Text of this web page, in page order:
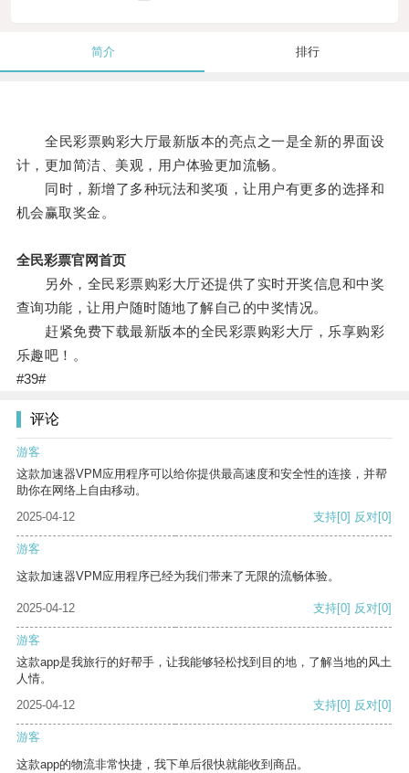
简介 排行
全民彩票购彩大厅最新版本的亮点之一是全新的界面设
计，更加简洁、美观，用户体验更加流畅。
同时，新增了多种玩法和奖项，让用户有更多的选择和
机会赢取奖金。
全民彩票官网首页
另外，全民彩票购彩大厅还提供了实时开奖信息和中奖
查询功能，让用户随时随地了解自己的中奖情况。
赶紧免费下载最新版本的全民彩票购彩大厅，乐享购彩
乐趣吧！。
#39#
评论
游客
这款加速器VPM应用程序可以给你提供最高速度和安全性的连接，并帮
助你在网络上自由移动。
2025-04-12
支持[0] 反对[0]
游客
这款加速器VPM应用程序已经为我们带来了无限的流畅体验。
2025-04-12 支持[0] 反对[0]
游客
这款app是我旅行的好帮手，让我能够轻松找到目的地，了解当地的风土
人情。
2025-04-12
支持[0] 反对[0]
游客
这款app的物流非常快捷，我下单后很快就能收到商品。